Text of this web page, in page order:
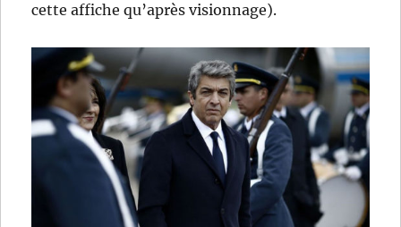
cette affiche qu’après visionnage).